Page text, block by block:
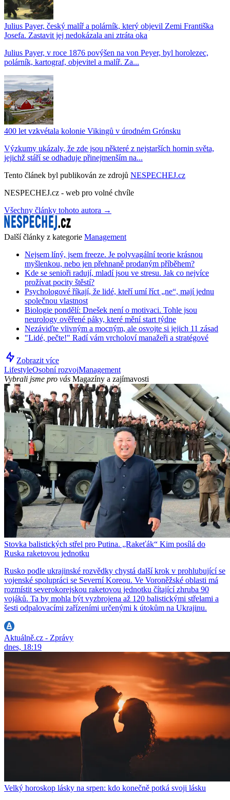
Julius Payer, český malíř a polárník, který objevil Zemi Františka
Josefa. Zastavit jej nedokázala ani ztráta oka
Julius Payer, v roce 1876 povýšen na von Peyer, byl horolezec,
polárník, kartograf, objevitel a malíř. Za...
400 let vzkvétala kolonie Vikingů v úrodném Grónsku
Výzkumy ukázaly, že zde jsou některé z nejstarších hornin světa,
jejichž stáří se odhaduje přinejmenším na...
Tento článek byl publikován ze zdrojů NESPECHEJ.cz
NESPECHEJ.cz - web pro volné chvíle
Všechny články tohoto autora →
Další články z kategorie Management
Nejsem líný, jsem freeze. Je polyvagální teorie krásnou
myšlenkou, nebo jen přehnaně prodaným příběhem?
Kde se senioři radují, mladí jsou ve stresu. Jak co nejvíce
prožívat pocity štěstí?
Psychologové říkají, že lidé, kteří umí říct „ne“, mají jednu
společnou vlastnost
Biologie pondělí: Dnešek není o motivaci. Tohle jsou
neurology ověřené páky, které mění start týdne
Nezáviďte vlivným a mocným, ale osvojte si jejich 11 zásad
"Lidé, pečte!" Radí vám vrcholoví manažeři a stratégové
Zobrazit více
LifestyleOsobní rozvojManagement
Vybrali jsme pro vás Magazíny a zajímavosti
Stovka balistických střel pro Putina. „Rakeťák“ Kim posílá do
Ruska raketovou jednotku
Rusko podle ukrajinské rozvědky chystá další krok v prohlubující se
vojenské spolupráci se Severní Koreou. Ve Voroněžské oblasti má
rozmístit severokorejskou raketovou jednotku čítající zhruba 90
vojáků. Ta by mohla být vyzbrojena až 120 balistickými střelami a
šesti odpalovacími zařízeními určenými k útokům na Ukrajinu.
Aktuálně.cz - Zprávy
dnes, 18:19
Velký horoskop lásky na srpen: kdo konečně potká svoji lásku